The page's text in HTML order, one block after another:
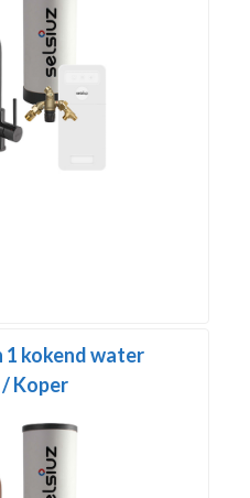
1 kokend water
Koper